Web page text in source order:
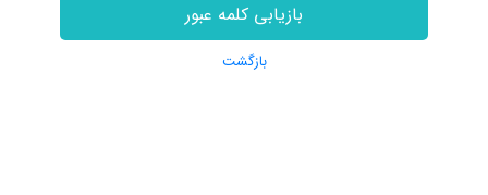
بازیابی کلمه عبور
بازگشت